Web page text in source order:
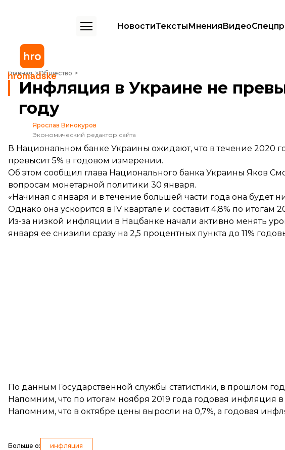
НовостиТекстыМненияВидео
Главная Общество
Инфляция в Украине не превысит 5% в 2020 году
Инфляция в Украине не
году
Ярослав Винокуров
Экономический редактор сайта
В Национальном банке Украины ожидают, что в течение 2020
превысит 5% в годовом измерении.
Об этом сообщил глава Национального банка Украины Яков
вопросам монетарной политики 30 января.
«Начиная с января и в течение большей части года она будет
Однако она ускорится в IV квартале и составит 4,8% по
Из-за низкой инфляции в Нацбанке начали активно менять
января ее снизили сразу на 2,5 процентных пункта до 11%
По данным Государственной службы статистики, в прошлом
Напомним, что по итогам ноября 2019 года годовая инфляция
Напомним, что в октябре цены выросли на 0,7%, а годовая
Больше о: инфляция